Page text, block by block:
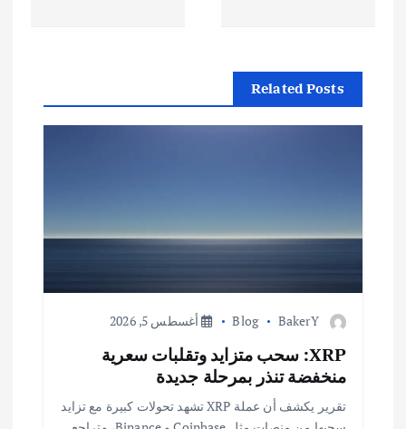
م
ت
Related Posts
BakerY
Blog أغسطس 5, 2026
XRP: سحب متزايد وتقلبات سعرية
منخفضة تنذر بمرحلة جديدة
تقرير يكشف أن عملة XRP تشهد تحولات كبيرة مع تزايد